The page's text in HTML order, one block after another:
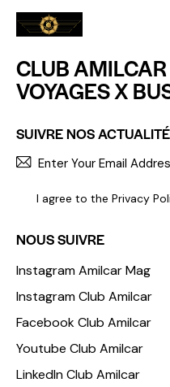
CLUB
VOYAGES X
SUIVRE NOS
I agree to the Privacy
NOUS SUIVRE
Instagram Amilcar Mag
Instagram Club Amilcar
Facebook Club Amilcar
Youtube Club Amilcar
LinkedIn Club Amilcar